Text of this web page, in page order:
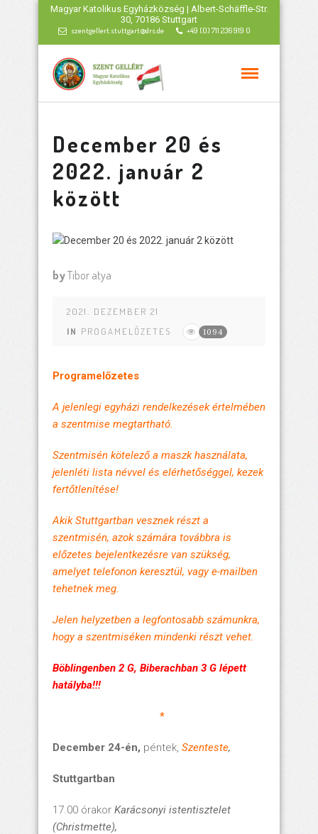
Magyar Katolikus Egyházközség | Albert-Schäffle-Str.
30, 70186 Stuttgart
szentgellert.stuttgart@drs.de +49 (0) 711 236 919 0
December 20 és
2022. január 2
között
byTibor atya
2021. DEZEMBER 21
IN PROGAMELŐZETES 1094
Programelőzetes
A jelenlegi egyházi rendelkezések értelmében
a szentmise megtartható.
Szentmisén kötelező a maszk használata,
jelenléti lista névvel és elérhetőséggel, kezek
fertőtlenítése!
Akik Stuttgartban vesznek részt a
szentmisén, azok számára továbbra is
előzetes bejelentkezésre van szükség,
amelyet telefonon keresztül, vagy e-mailben
tehetnek meg.
Jelen helyzetben a legfontosabb számunkra,
hogy a szentmiséken mindenki részt vehet.
Böblingenben 2 G, Biberachban 3 G lépett
hatályba!!!
*
December 24-én, péntek, Szenteste,
Stuttgartban
17.00 órakor Karácsonyi istentisztelet
(Christmette),